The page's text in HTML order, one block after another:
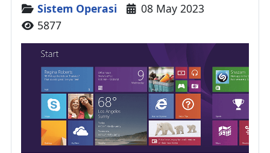
Details
Sistem Operasi
08 May 2023
5877